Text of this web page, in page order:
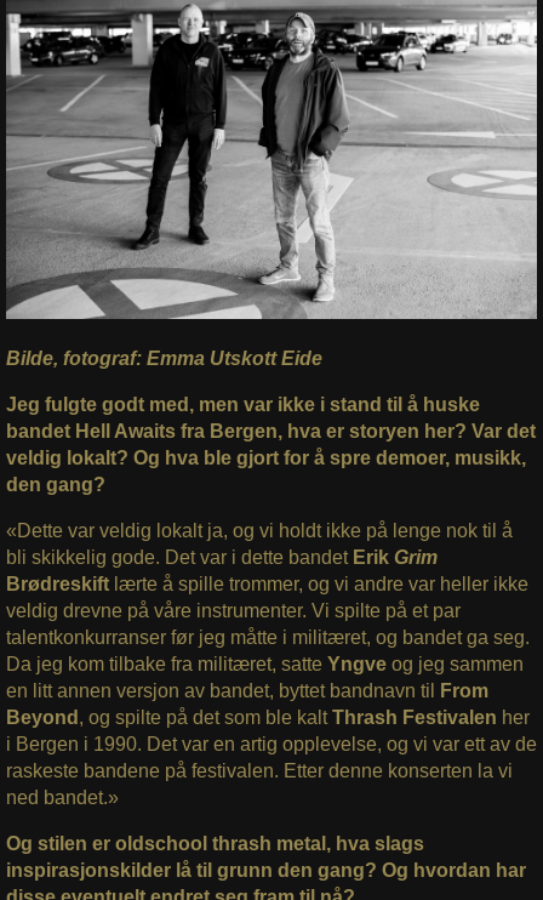
Bilde, fotograf: Emma Utskott Eide
Jeg fulgte godt med, men var ikke i stand til å huske
bandet Hell Awaits fra Bergen, hva er storyen her? Var det
veldig lokalt? Og hva ble gjort for å spre demoer, musikk,
den gang?
«Dette var veldig lokalt ja, og vi holdt ikke på lenge nok til å
bli skikkelig gode. Det var i dette bandetErik Grim
Brødreskiftlærte å spille trommer, og vi andre var heller ikke
veldig drevne på våre instrumenter. Vi spilte på et par
talentkonkurranser før jeg måtte i militæret, og bandet ga seg.
Da jeg kom tilbake fra militæret, satte Yngveog jeg sammen
en litt annen versjon av bandet, byttet bandnavn til
From
Beyond , og spilte på det som ble kaltThrash Festivalen her
i Bergen i 1990. Det var en artig opplevelse, og vi var ett av de
raskeste bandene på festivalen. Etter denne konserten la vi
ned bandet.»
Og stilen er oldschool thrash metal, hva slags
inspirasjonskilder lå til grunn den gang? Og hvordan har